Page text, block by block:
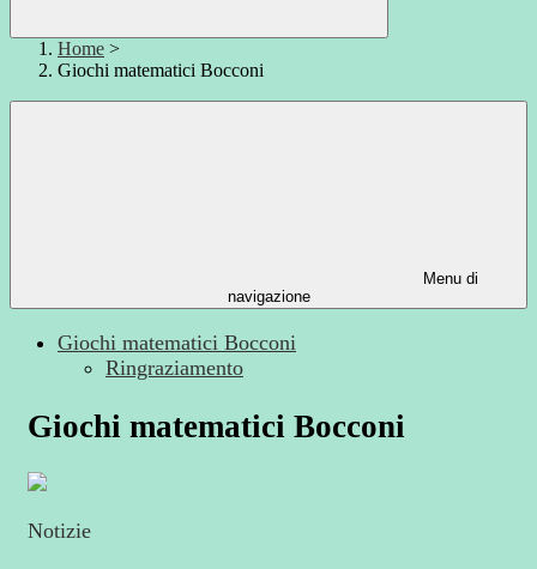
Home >
Giochi matematici Bocconi
Menu di
navigazione
Giochi matematici Bocconi
Ringraziamento
Giochi matematici Bocconi
Notizie